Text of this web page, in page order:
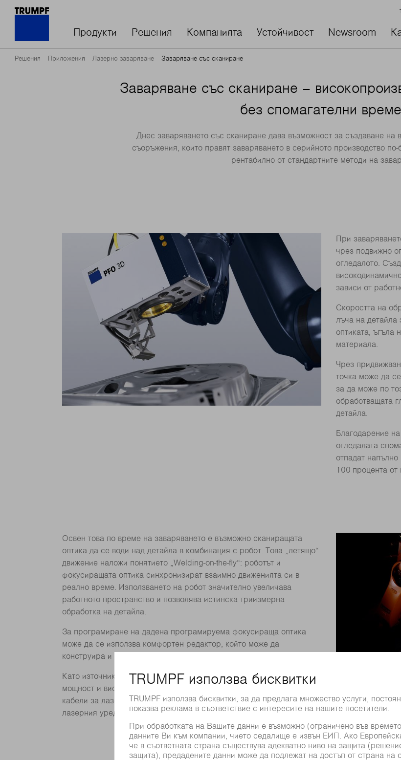
Продукти Решения Компанията Устойчивост Newsroom
Решения Приложения Лазерно заваряване Заваряване със сканиране
Заваряване със сканиране –
без спомагателни
Днес заваряването със сканиране дава възможност за създаване на
съоръжения, които правят заваряването в серийното производство
рентабилно от стандартните методи на
При
чрез подвижно
огледалото.
зависи от
Скоростта на
лъча на детайла
оптиката, ъгъла
материала.
Чрез
точка може да
за да може по
обработващата
детайла.
Благодарение
огледалата
отпадат
100 процента от
Освен това по време на заваряването е възможно сканиращата
оптика да се води над детайла в комбинация с робот. Това „летящо“
движение наложи понятието „Welding-on-the-fly“: роботът и
фокусиращата оптика синхронизират взаимно движенията си в
реално време. Използването на робот значително увеличава
работното пространство и позволява истинска триизмерна
обработка на детайла.
За програмиране на дадена програмируема фокусираща оптика
може да се използва комфортен редактор, който може да
конструира и запаметява фигури за заваряване върху даден детайл.
Като източник на лъча се използват дискови лазери с висока
мощност и високо качество на лъча. При това един или повече
кабели за лазерно лъчение провеждат лазерната светлина от
лазерния уред до обработващите станции.